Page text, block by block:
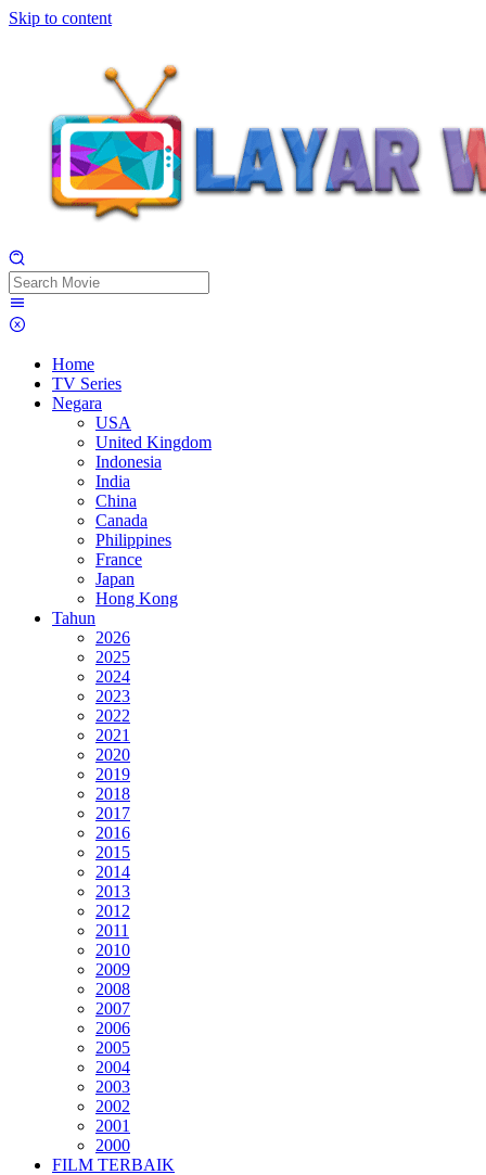
Skip to content
Home
TV Series
Negara
USA
United Kingdom
Indonesia
India
China
Canada
Philippines
France
Japan
Hong Kong
Tahun
2026
2025
2024
2023
2022
2021
2020
2019
2018
2017
2016
2015
2014
2013
2012
2011
2010
2009
2008
2007
2006
2005
2004
2003
2002
2001
2000
FILM TERBAIK